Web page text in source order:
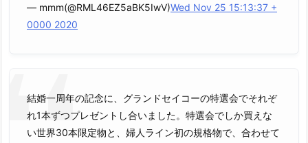
— mmm(@RML46EZ5aBK5IwV)Wed Nov 25 15:13:37 +
0000 2020
結婚一周年の記念に、グランドセイコーの特選会でそれぞ
れ1本ずつプレゼントし合いました。特選会でしか買えな
い世界30本限定物と、婦人ライン初の規格物で、合わせて